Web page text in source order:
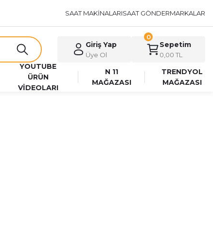
SAAT MAKİNALARISAAT GÖNDERMARKALAR
Giriş Yap
Üye Ol
Sepetim
0,00 TL
0
YOUTUBE
ÜRÜN
VİDEOLARI
N 11
MAĞAZASI
TRENDYOL
MAĞAZASI